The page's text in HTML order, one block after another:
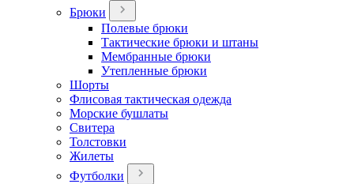
Брюки
Полевые брюки
Тактические брюки и штаны
Мембранные брюки
Утепленные брюки
Шорты
Флисовая тактическая одежда
Морские бушлаты
Свитера
Толстовки
Жилеты
Футболки